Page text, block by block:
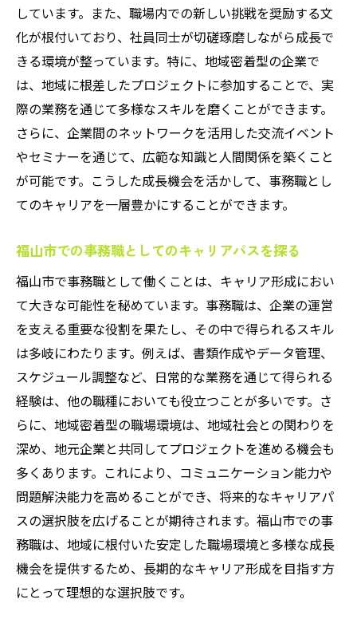
ンジを
福山市の事務職が提供する研修機会
研修制度を活用して事務職として成長する
新しいスキルを得るための事務職研修
事務職におけるキャリアアップのための研
修
地域に貢献するための事務職研修の重要性
研修制度で事務職としての未来を切り拓く
地域を支える事務職の役割とは
福山市での事務職が地域に与える影響
地域社会と連携した事務職の取り組み
事務職として地域に貢献する方法
福山市での事務職が地域活性化に寄与する
地域密着型事務職の未来への可能性
福山市で事務職としてスキルを活かす方法
福山市での事務職が要求するスキル
事務職で活かせるスキルの磨き方
福山市での事務職が重視するスキルとは
スキルを活かして事務職でのキャリアを築
く
福山市での事務職が提供するスキル開発機
会
しています。また、職場内での新しい挑戦を奨励する文
化が根付いており、社員同士が切磋琢磨しながら成長で
きる環境が整っています。特に、地域密着型の企業で
は、地域に根差したプロジェクトに参加することで、実
際の業務を通じて多様なスキルを磨くことができます。
さらに、企業間のネットワークを活用した交流イベント
やセミナーを通じて、広範な知識と人間関係を築くこと
が可能です。こうした成長機会を活かして、事務職とし
てのキャリアを一層豊かにすることができます。
福山市での事務職としてのキャリアパスを探る
福山市で事務職として働くことは、キャリア形成におい
て大きな可能性を秘めています。事務職は、企業の運営
を支える重要な役割を果たし、その中で得られるスキル
は多岐にわたります。例えば、書類作成やデータ管理、
スケジュール調整など、日常的な業務を通じて得られる
経験は、他の職種においても役立つことが多いです。さ
らに、地域密着型の職場環境は、地域社会との関わりを
深め、地元企業と共同してプロジェクトを進める機会も
多くあります。これにより、コミュニケーション能力や
問題解決能力を高めることができ、将来的なキャリアパ
スの選択肢を広げることが期待されます。福山市での事
務職は、地域に根付いた安定した職場環境と多様な成長
機会を提供するため、長期的なキャリア形成を目指す方
にとって理想的な選択肢です。